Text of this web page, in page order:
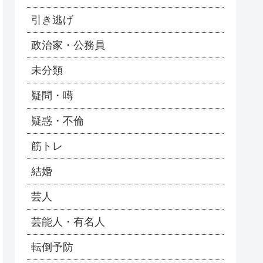
引き逃げ
政治家・公務員
未分類
疑問・噂
疑惑・不倫
筋トレ
結婚
芸人
芸能人・有名人
転倒予防